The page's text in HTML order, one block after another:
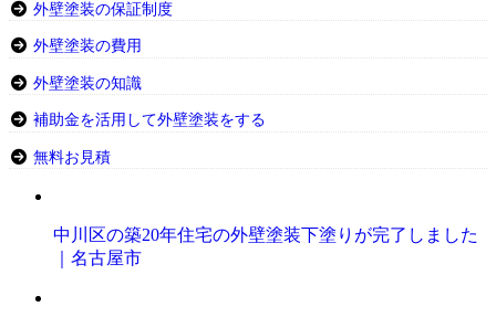
外壁塗装の保証制度
外壁塗装の費用
外壁塗装の知識
補助金を活用して外壁塗装をする
無料お見積
中川区の築20年住宅の外壁塗装下塗りが完了しました
｜名古屋市